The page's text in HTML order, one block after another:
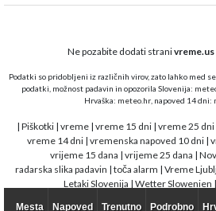
Ne pozabite dodati stranivreme.us
Podatki so pridobljeni iz različnih virov, zato lahko med
podatki, možnost padavin in opozorila Slovenija:
Hrvaška: meteo.hr, napoved 14 dni:
| Piškotki | vreme | vreme 15 dni | vreme 25 dni
vreme 14 dni| vremenska napoved 10 dni|
vrijeme 15 dana | vrijeme 25 dana |
radarska slika padavin | toča alarm | Vreme
Letaki Slovenija | Wetter Slowenien |
Mesta Napoved Trenutno Podrobno